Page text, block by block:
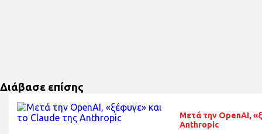
Διάβασε επίσης
Μετά την OpenAI,
Anthropic